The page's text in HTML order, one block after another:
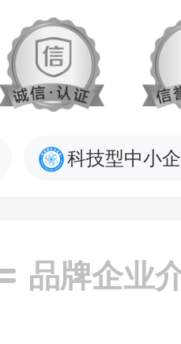
科技型中小
品牌企业